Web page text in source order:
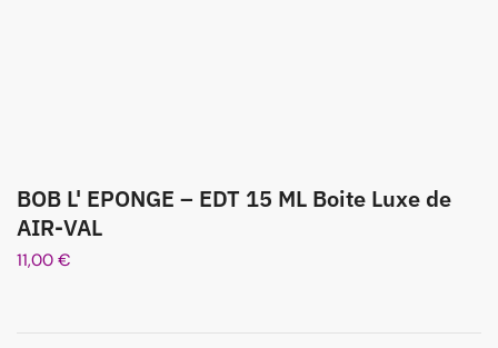
BOB L' EPONGE – EDT 15 ML Boite Luxe de
AIR-VAL
11,00 €